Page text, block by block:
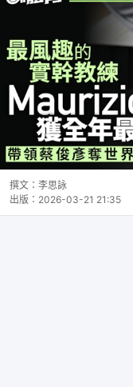
撰文： 李思詠
出版： 2026-03-21 21:35